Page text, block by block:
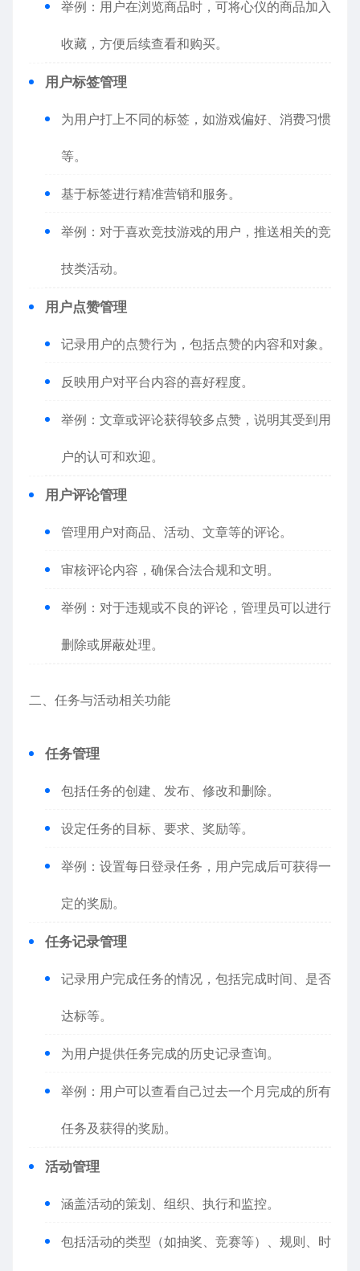
举例：用户在浏览商品时，可将心仪的商品加入
收藏，方便后续查看和购买。
用户标签管理
为用户打上不同的标签，如游戏偏好、消费习惯
等。
基于标签进行精准营销和服务。
举例：对于喜欢竞技游戏的用户，推送相关的竞
技类活动。
用户点赞管理
记录用户的点赞行为，包括点赞的内容和对象。
反映用户对平台内容的喜好程度。
举例：文章或评论获得较多点赞，说明其受到用
户的认可和欢迎。
用户评论管理
管理用户对商品、活动、文章等的评论。
审核评论内容，确保合法合规和文明。
举例：对于违规或不良的评论，管理员可以进行
删除或屏蔽处理。
二、任务与活动相关功能
任务管理
包括任务的创建、发布、修改和删除。
设定任务的目标、要求、奖励等。
举例：设置每日登录任务，用户完成后可获得一
定的奖励。
任务记录管理
记录用户完成任务的情况，包括完成时间、是否
达标等。
为用户提供任务完成的历史记录查询。
举例：用户可以查看自己过去一个月完成的所有
任务及获得的奖励。
活动管理
涵盖活动的策划、组织、执行和监控。
包括活动的类型（如抽奖、竞赛等）、规则、时